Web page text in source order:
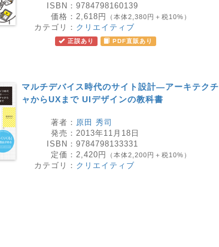
ISBN： 9784798160139
価格： 2,618円 （本体2,380円＋税10%）
カテゴリ： クリエイティブ
正誤あり PDF直販あり
マルチデバイス時代のサイト設計―アーキテクチ
ャからUXまで UIデザインの教科書
著者： 原田 秀司
発売： 2013年11月18日
ISBN： 9784798133331
定価： 2,420円 （本体2,200円＋税10%）
カテゴリ： クリエイティブ